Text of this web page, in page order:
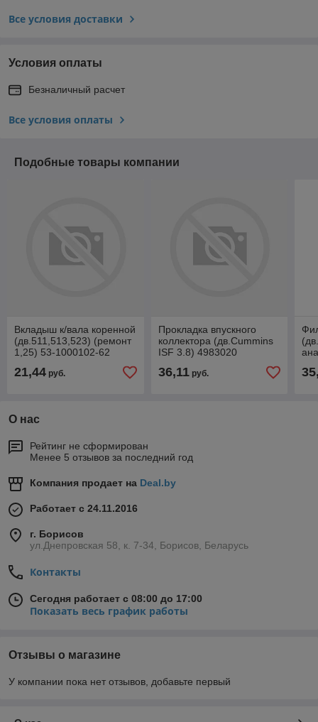
Все условия доставки
Условия оплаты
Безналичный расчет
Все условия оплаты
Подобные товары компании
Вкладыш к/вала коренной
(дв.511,513,523) (ремонт
1,25) 53-1000102-62
21,44 руб.
Прокладка впускного
коллектора (дв.Cummins
ISF 3.8) 4983020
36,11руб.
О нас
Рейтинг не сформирован
Менее 5 отзывов за последний год
Компания продает на Deal.by
Работает с 24.11.2016
г. Борисов
ул.Днепровская 58, к. 7-34, Борисов, Беларусь
Контакты
Сегодня работает с 08:00 до 17:00
Показать весь график работы
Отзывы о магазине
У компании пока нет отзывов, добавьте первый